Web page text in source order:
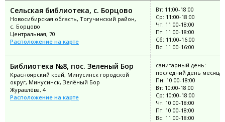
Сельская библиотека, с. Борцово
Новосибирская область, Тогучинский район,
с. Борцово
Центральная, 70
Расположение на карте
Вт: 11:00-18:00
Ср: 11:00-18:00
Чт: 11:00-18:00
Пт: 11:00-18:00
Сб: 11:00-16:00
Вс: 11:00-16:00
Библиотека №8, пос. Зеленый Бор
Красноярский край, Минусинск городской
округ, Минусинск, Зелёный Бор
Журавлёва, 4
Расположение на карте
санитарный день:
последний день месяца
Пн: 10:00-18:00
Вт: 10:00-18:00
Ср: 10:00-18:00
Чт: 10:00-18:00
Пт: 10:00-18:00
Вс: 11:00-18:00